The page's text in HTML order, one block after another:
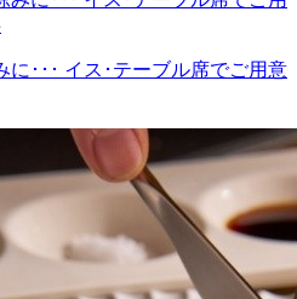
に･･･ イス･テーブル席でご用意